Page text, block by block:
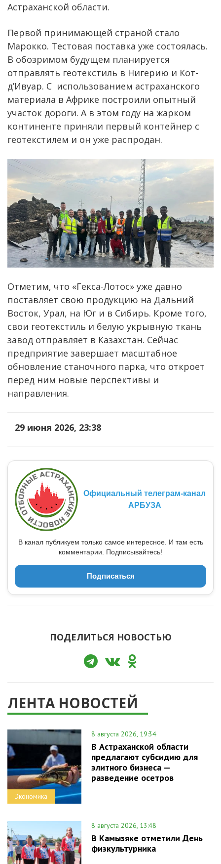
Астраханской области.
Первой принимающей страной стало
Марокко. Тестовая поставка уже состоялась.
В обозримом будущем планируется
отправлять геотекстиль в Нигерию и Кот-
д’Ивуар. С использованием астраханского
материала в Африке построили опытный
участок дороги. А в этом году на жарком
континенте приняли первый контейнер с
геотекстилем и он уже распродан.
Отметим, что «Гекса-Лотос» уже давно
поставляет свою продукцию на Дальний
Восток, Урал, на Юг и в Сибирь. Кроме того,
свои геотекстиль и белую укрывную ткань
завод отправляет в Казахстан. Сейчас
предприятие завершает масштабное
обновление станочного парка, что откроет
перед ним новые перспективы и
направления.
29 июня 2026, 23:38
Официальный телеграм-канал
АРБУЗА
В канал публикуем только самое интересное. И там есть
комментарии. Подписывайтесь!
Подписаться
ПОДЕЛИТЬСЯ НОВОСТЬЮ
ЛЕНТА НОВОСТЕЙ
Экономика
8 августа 2026, 19:34
В Астраханской области
предлагают субсидию для
элитного бизнеса —
разведение осетров
8 августа 2026, 13:48
В Камызяке отметили День
физкультурника